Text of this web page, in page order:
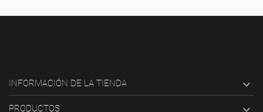
INFORMACIÓN DE LA TIENDA 
PRODUCTOS